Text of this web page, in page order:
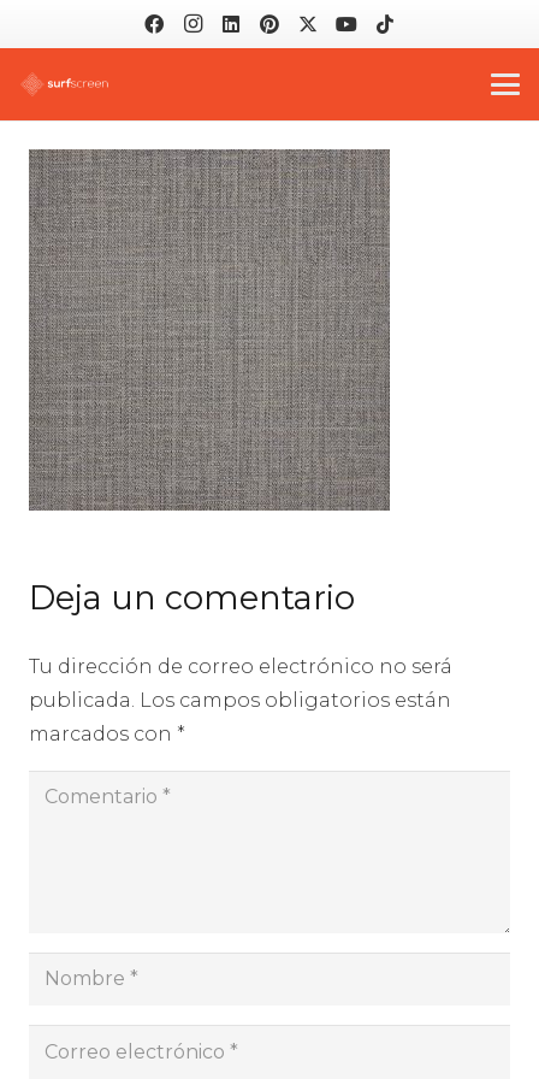
Deja un comentario
Tu dirección de correo electrónico no será
publicada. Los campos obligatorios están
marcados con *